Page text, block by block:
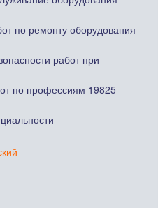
по ремонту оборудования
работ при
по профессиям 19825